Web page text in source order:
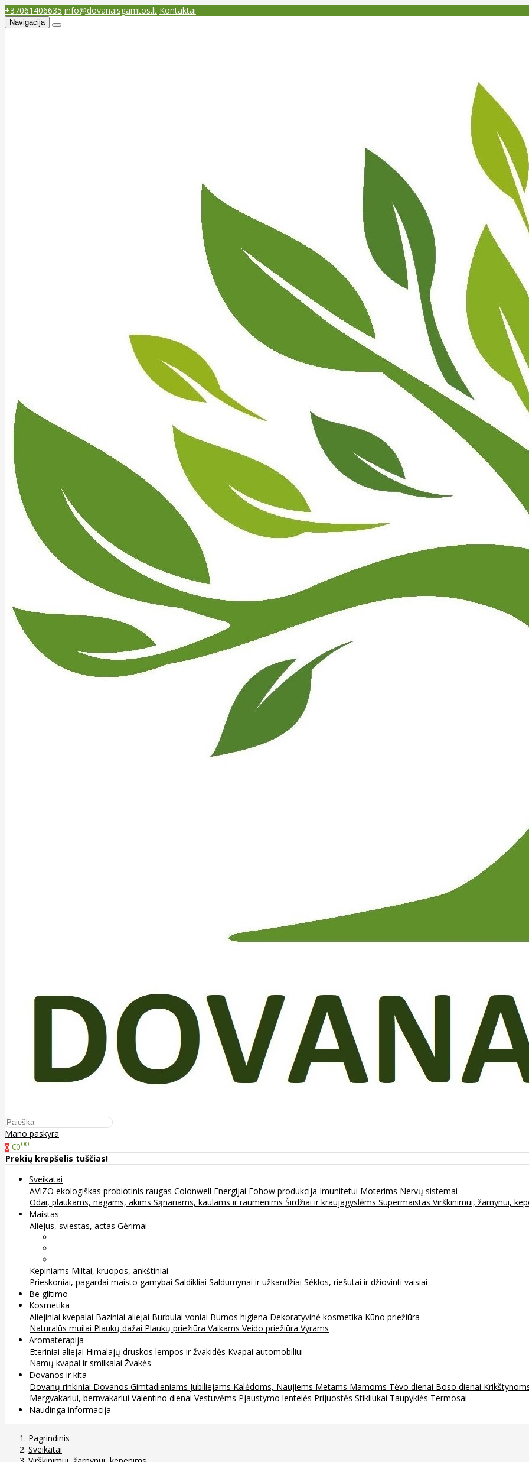
+37061406635 info@dovanaisgamtos.lt Kontaktai
Navigacija
Mano paskyra
0 €000
Prekių krepšelis tuščias!
Sveikatai
AVIZO ekologiškas probiotinis raugas Colonwell Energijai Fohow produkcija Imunitetui Moterims Nervų sistemai
Odai, plaukams, nagams, akims Sąnariams, kaulams ir raumenims Širdžiai ir kraujagyslėms Supermaistas Virškinimui, žarnynui,
Maistas
Aliejus, sviestas, actas Gėrimai
Kepiniams Miltai, kruopos, ankštiniai
Prieskoniai, pagardai maisto gamybai Saldikliai Saldumynai ir užkandžiai Sėklos, riešutai ir džiovinti vaisiai
Be glitimo
Kosmetika
Aliejiniai kvepalai Baziniai aliejai Burbulai voniai Burnos higiena Dekoratyvinė kosmetika Kūno priežiūra
Naturalūs muilai Plaukų dažai Plaukų priežiūra Vaikams Veido priežiūra Vyrams
Aromaterapija
Eteriniai aliejai Himalajų druskos lempos ir žvakidės Kvapai automobiliui
Namų kvapai ir smilkalai Žvakės
Dovanos ir kita
Dovanų rinkiniai Dovanos Gimtadieniams Jubiliejams Kalėdoms, Naujiems Metams Mamoms Tėvo dienai Boso dienai
Mergvakariui, bernvakariui Valentino dienai Vestuvėms Pjaustymo lentelės Prijuostės Stikliukai Taupyklės Termosai
Naudinga informacija
Pagrindinis
Sveikatai